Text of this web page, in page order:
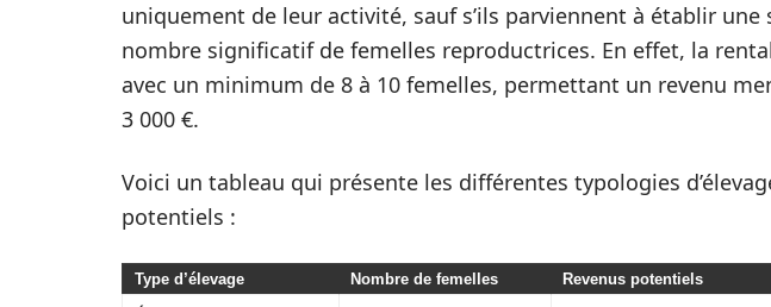
uniquement de leur activité, sauf s’ils parviennent à établir
nombre significatif de femelles reproductrices. En effet, la
avec un minimum de 8 à 10 femelles, permettant un revenu
3 000 €.
Voici un tableau qui présente les différentes typologies
potentiels :
Type d’élevage Nombre de femelles Revenus potentiels